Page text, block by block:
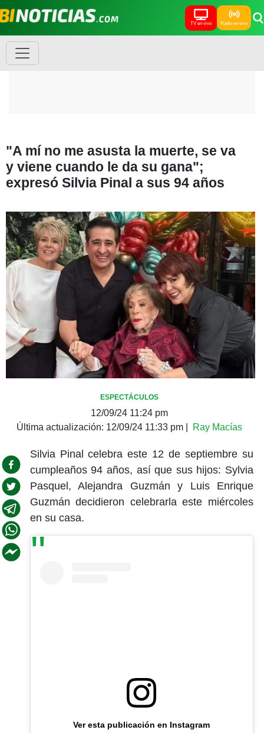
TV en vivo Radio en vivo
"A mí no me asusta la muerte, se va
y viene cuando le da su gana";
expresó Silvia Pinal a sus 94 años
ESPECTÁCULOS
12/09/24 11:24 pm
Última actualización: 12/09/24 11:33 pm| Ray Macías
Silvia Pinal celebra este 12 de septiembre su
cumpleaños 94 años, así que sus hijos: Sylvia
Pasquel, Alejandra Guzmán y Luis Enrique
Guzmán decidieron celebrarla este miércoles
en su casa.
Ver esta publicación en Instagram